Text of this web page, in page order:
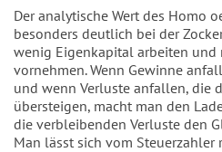
Der analytische Wert des Homo
besonders deutlich bei der
wenig Eigenkapital arbeiten und
vornehmen. Wenn Gewinne
und wenn Verluste anfallen, die
übersteigen, macht man den
die verbleibenden Verluste den
Man lässt sich vom Steuerzahler